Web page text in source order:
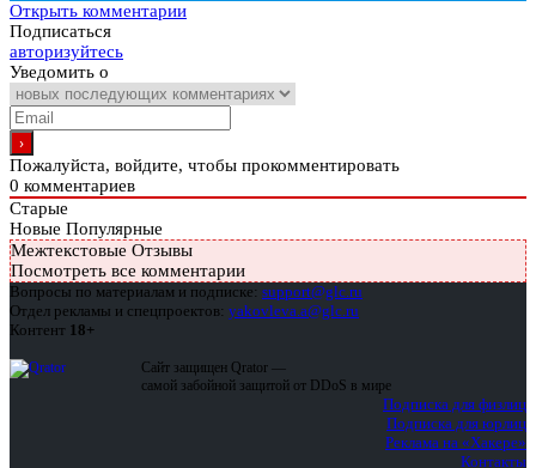
Открыть комментарии
Подписаться
авторизуйтесь
Уведомить о
Пожалуйста, войдите, чтобы прокомментировать
0 комментариев
Старые
Новые Популярные
Межтекстовые Отзывы
Посмотреть все комментарии
Вопросы по материалам и подписке: support@glc.ru
Отдел рекламы и спецпроектов: yakovleva.a@glc.ru
Контент 18+
Сайт защищен Qrator —
самой забойной защитой от DDoS в мире
Подписка для физлиц
Подписка для юрлиц
Реклама на «Хакере»
Контакты